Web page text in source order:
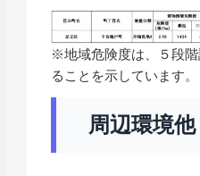
※地域危険度は、５段
ることを示しています。
周辺環境他